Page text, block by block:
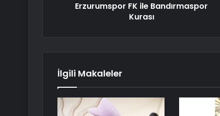
Erzurumspor FK ile Bandırmaspor
Kurası
İlgili Makaleler